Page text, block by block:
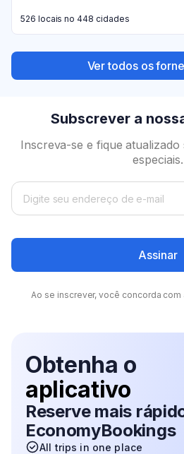
526 locais no 448 cidades
Ver todos os
Subscrever a
Inscreva-se e fique
especiais.
Assinar
Ao se inscrever, você concorda com
Obtenha o
aplicativo
Reserve mais
EconomyBookings
All trips in one place